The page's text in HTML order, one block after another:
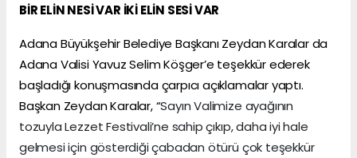
BİR ELİN NESİ VAR İKİ ELİN SESİ VAR
Adana Büyükşehir Belediye Başkanı Zeydan Karalar da
Adana Valisi Yavuz Selim Köşger’e teşekkür ederek
başladığı konuşmasında çarpıcı açıklamalar yaptı.
Başkan Zeydan Karalar, “Sayın Valimize ayağının
tozuyla Lezzet Festivali’ne sahip çıkıp, daha iyi hale
gelmesi için gösterdiği çabadan ötürü çok teşekkür